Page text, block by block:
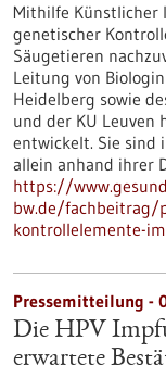
Mithilfe Künstlicher
genetischer
Säugetieren
Leitung von
Heidelberg sowie
und der KU
entwickelt. Sie sind
allein anhand ihrer
https://
bw.de/fachbeitrag/
kontrollelemente-
Pressemitteilung -
Die HPV
erwartete